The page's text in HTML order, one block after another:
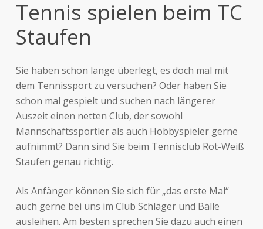
Tennis spielen beim TC
Staufen
Sie haben schon lange überlegt, es doch mal mit
dem Tennissport zu versuchen? Oder haben Sie
schon mal gespielt und suchen nach längerer
Auszeit einen netten Club, der sowohl
Mannschaftssportler als auch Hobbyspieler gerne
aufnimmt? Dann sind Sie beim Tennisclub Rot-Weiß
Staufen genau richtig.
Als Anfänger können Sie sich für „das erste Mal“
auch gerne bei uns im Club Schläger und Bälle
ausleihen. Am besten sprechen Sie dazu auch einen